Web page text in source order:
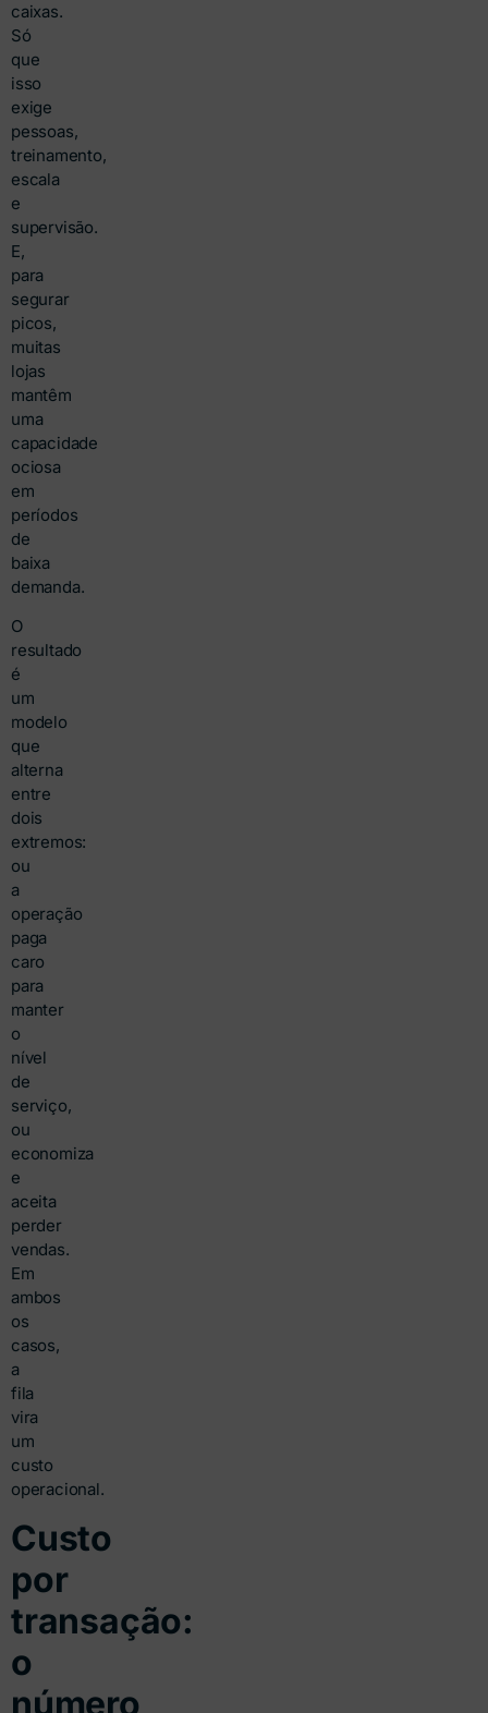
caixas.
Só
que
isso
exige
pessoas,
treinamento,
escala
e
supervisão.
E,
para
segurar
picos,
muitas
lojas
mantêm
uma
capacidade
ociosa
em
períodos
de
baixa
demanda.
O
resultado
é
um
modelo
que
alterna
entre
dois
extremos:
ou
a
operação
paga
caro
para
manter
o
nível
de
serviço,
ou
economiza
e
aceita
perder
vendas.
Em
ambos
os
casos,
a
fila
vira
um
custo
operacional.
Custo
por
transação:
o
número